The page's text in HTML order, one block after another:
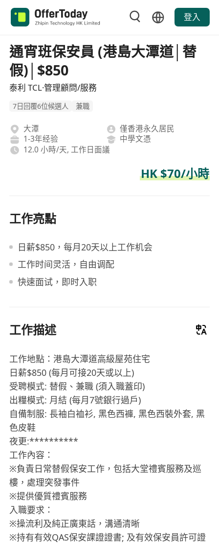
登入
通宵班保安員 (港島大潭道│替
假)│$850
泰利 TCL·管理顧問/服務
7日回覆6位候選人 兼職
大潭
僅香港永久居民
1-3年经验
中學文憑
12.0 小時/天, 工作日面議
HK $70/小時
工作亮點
日薪$850，每月20天以上工作机会
工作时间灵活，自由调配
快速面试，即时入职
工作描述
工作地點：港島大潭道高級屋苑住宅
日薪$850 (每月可接20天或以上)
受聘模式: 替假、兼職 (須入職蓋印)
出糧模式: 月結 (每月7號銀行過戶)
自備制服: 長袖白裇衫, 黑色西褲, 黑色西裝外套, 黑
色皮鞋
夜更:**********
工作內容：
※負責日常替假保安工作，包括大堂禮賓服務及巡
樓，處理突發事件
※提供優質禮賓服務
入職要求：
※操流利及純正廣東話，溝通清晰
※持有有效QAS保安課證證書; 及有效保安員許可證